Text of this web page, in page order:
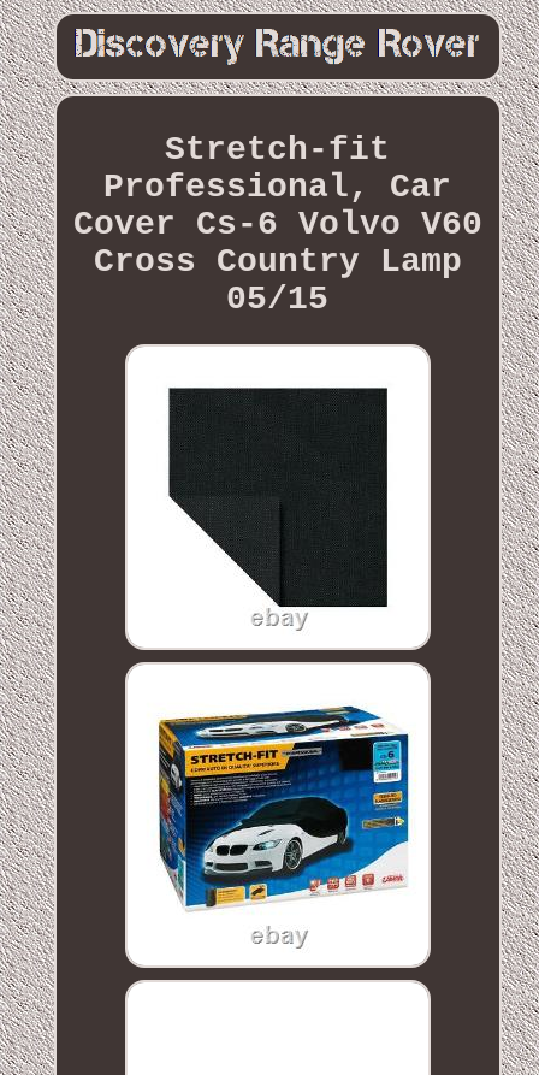
Stretch-fit
Professional, Car
Cover Cs-6 Volvo V60
Cross Country Lamp
05/15